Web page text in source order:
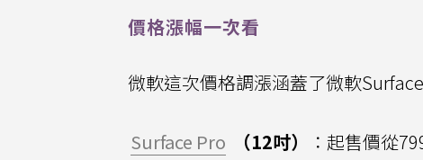
價格漲幅一次看
微軟這次價格調漲涵蓋了微軟
Surface Pro （12吋）
：起售價從